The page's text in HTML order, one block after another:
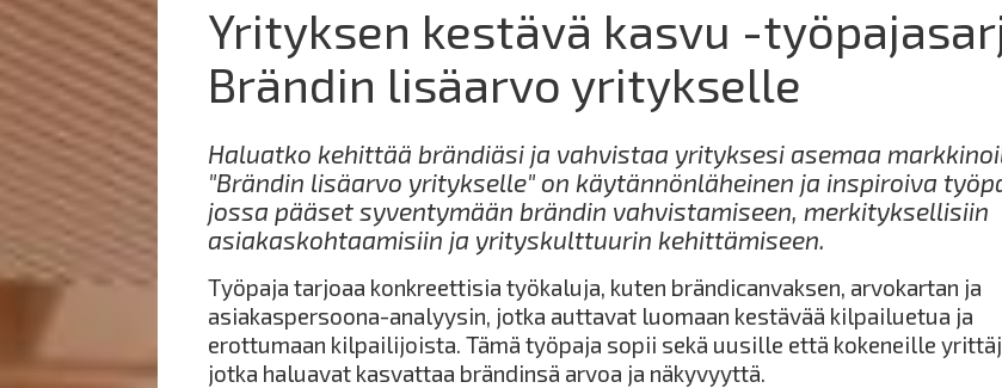
Yrityksen kestävä kasvu -
Brändin lisäarvo yritykselle
Haluatko kehittää brändiäsi ja vahvistaa yrityksesi asemaa
"Brändin lisäarvo yritykselle" on käytännönläheinen ja inspiroiva
jossa pääset syventymään brändin vahvistamiseen, merkityksellisiin
asiakaskohtaamisiin ja yrityskulttuurin kehittämiseen.
Työpaja tarjoaa konkreettisia työkaluja, kuten brändicanvaksen, arvokartan ja
asiakaspersoona-analyysin, jotka auttavat luomaan kestävää kilpailuetua ja
erottumaan kilpailijoista. Tämä työpaja sopii sekä uusille että kokeneille
jotka haluavat kasvattaa brändinsä arvoa ja näkyvyyttä.